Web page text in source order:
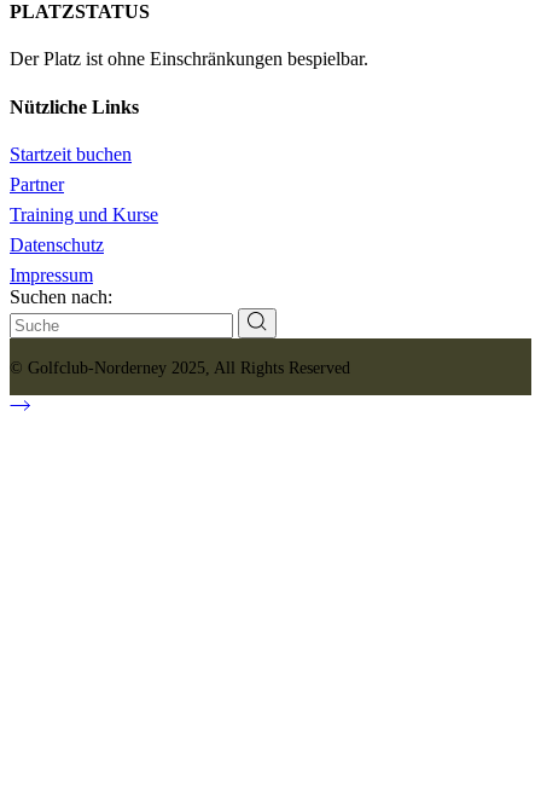
PLATZSTATUS
Der Platz ist ohne Einschränkungen bespielbar.
Nützliche Links
Startzeit buchen
Partner
Training und Kurse
Datenschutz
Impressum
Suchen nach:
© Gol fclub-Norderney 2025 , All Rights Reserved